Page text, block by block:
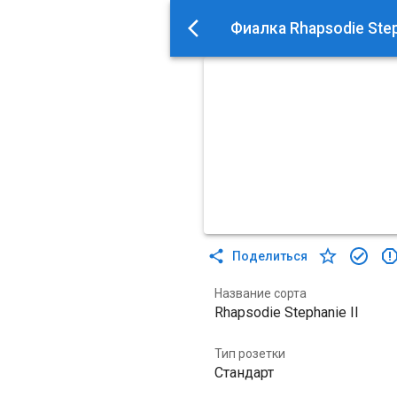
Фиалка Rhapsodie
Поделиться
Название сорта
Rhapsodie Stephanie II
Тип розетки
Стандарт